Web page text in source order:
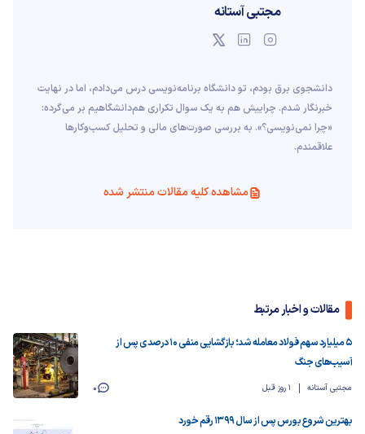
مجتبی آستانه
دانشجوی برق بودم، تو دانشگاه برنامه‌نویسی درس می‌دادم، اما در نهایت
خبرنگار شدم. چراییش هم به یک سوال تکراری هم‌دانشگاهیم بر می‌گرده:
«چرا نمی‌نویسی؟». به بررسی صورت‌های مالی و تحلیل کسب‌وکارها
علاقمندم.
مشاهده کلیه مقالات منتشر شده
مقالات و اخبار مرتبط
۵ میلیارد سهم فولاد معامله شد؛ بازگشایی منفی ۱۰ درصدی پس از
آسیب‌های جنگ
مجتبی آستانه 1 روز قبل 0
بهترین شروع بورس پس از سال ۱۳۹۹ رقم خورد